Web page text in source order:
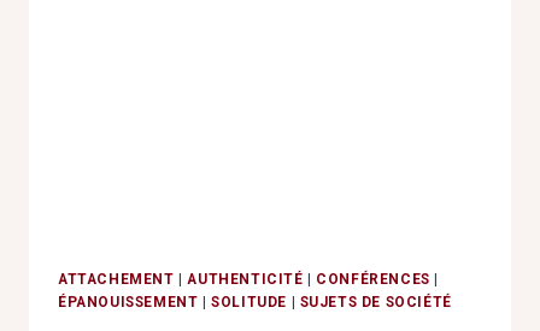
ATTACHEMENT |AUTHENTICITÉ CONFÉRENCES
ÉPANOUISSEMENT |SOLITUDE SUJETS DE SOCIÉTÉ